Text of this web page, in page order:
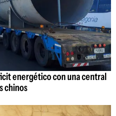
energético con una central
chinos